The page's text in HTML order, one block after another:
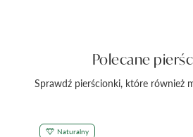
Polecane
Sprawdź pierścionki, które również
Naturalny